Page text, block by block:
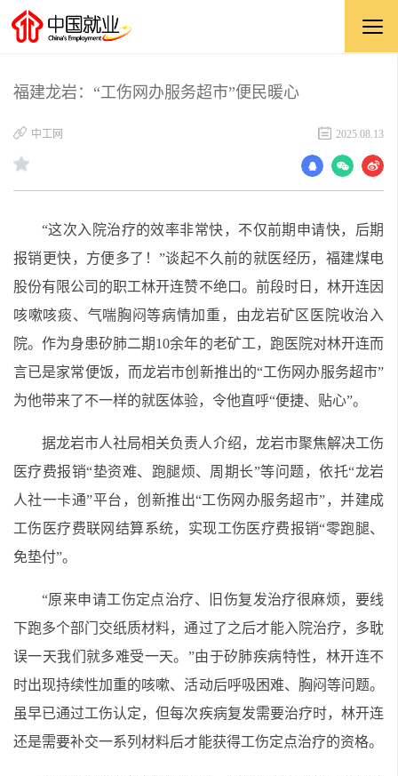
福建龙岩：“工伤网办服务超市”便民暖心
中工网 2025.08.13
“这次入院治疗的效率非常快，不仅前期申请快，后期
报销更快，方便多了！”谈起不久前的就医经历，福建煤电
股份有限公司的职工林开连赞不绝口。前段时日，林开连因
咳嗽咳痰、气喘胸闷等病情加重，由龙岩矿区医院收治入
院。作为身患矽肺二期10余年的老矿工，跑医院对林开连而
言已是家常便饭，而龙岩市创新推出的“工伤网办服务超市”
为他带来了不一样的就医体验，令他直呼“便捷、贴心”。
据龙岩市人社局相关负责人介绍，龙岩市聚焦解决工伤
医疗费报销“垫资难、跑腿烦、周期长”等问题，依托“龙岩
人社一卡通”平台，创新推出“工伤网办服务超市”，并建成
工伤医疗费联网结算系统，实现工伤医疗费报销“零跑腿、
免垫付”。
“原来申请工伤定点治疗、旧伤复发治疗很麻烦，要线
下跑多个部门交纸质材料，通过了之后才能入院治疗，多耽
误一天我们就多难受一天。”由于矽肺疾病特性，林开连不
时出现持续性加重的咳嗽、活动后呼吸困难、胸闷等问题。
虽早已通过工伤认定，但每次疾病复发需要治疗时，林开连
还是需要补交一系列材料后才能获得工伤定点治疗的资格。